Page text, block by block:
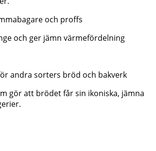
och proffs
och ger jämn värmefördelning
andra sorters bröd och bakverk
gör att brödet får sin ikoniska, jämna